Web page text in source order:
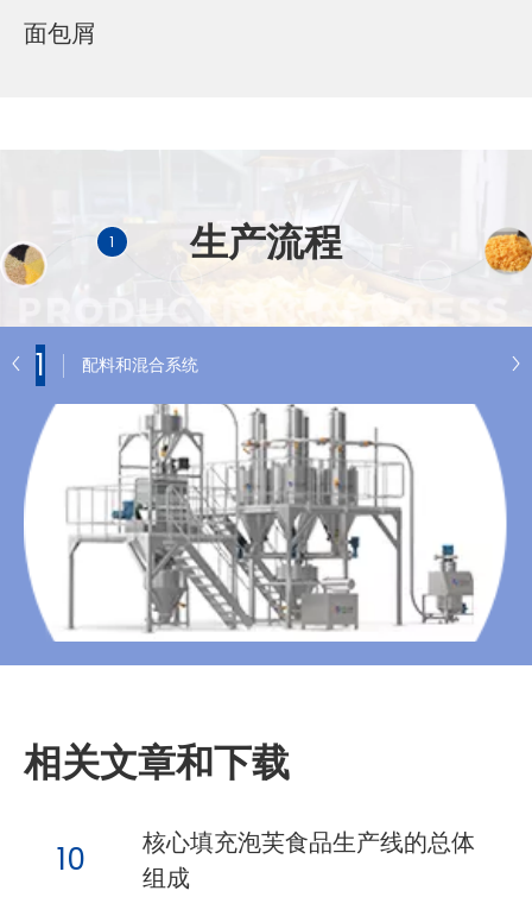
面包屑
生产流程
1
1 配料和混合系统
相关文章和下载
10
核心填充泡芙食品生产线的总体
组成